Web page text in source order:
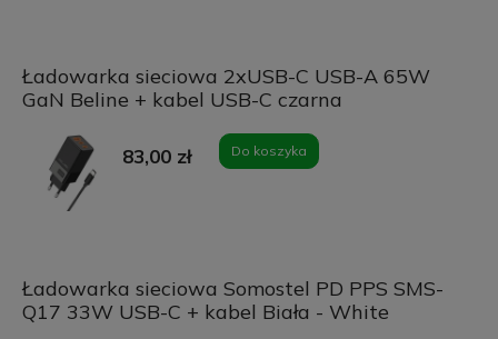
Ładowarka sieciowa 2xUSB-C USB-A 65W
GaN Beline + kabel USB-C czarna
83,00 zł Do koszyka
Ładowarka sieciowa Somostel PD PPS SMS-
Q17 33W USB-C + kabel Biała - White